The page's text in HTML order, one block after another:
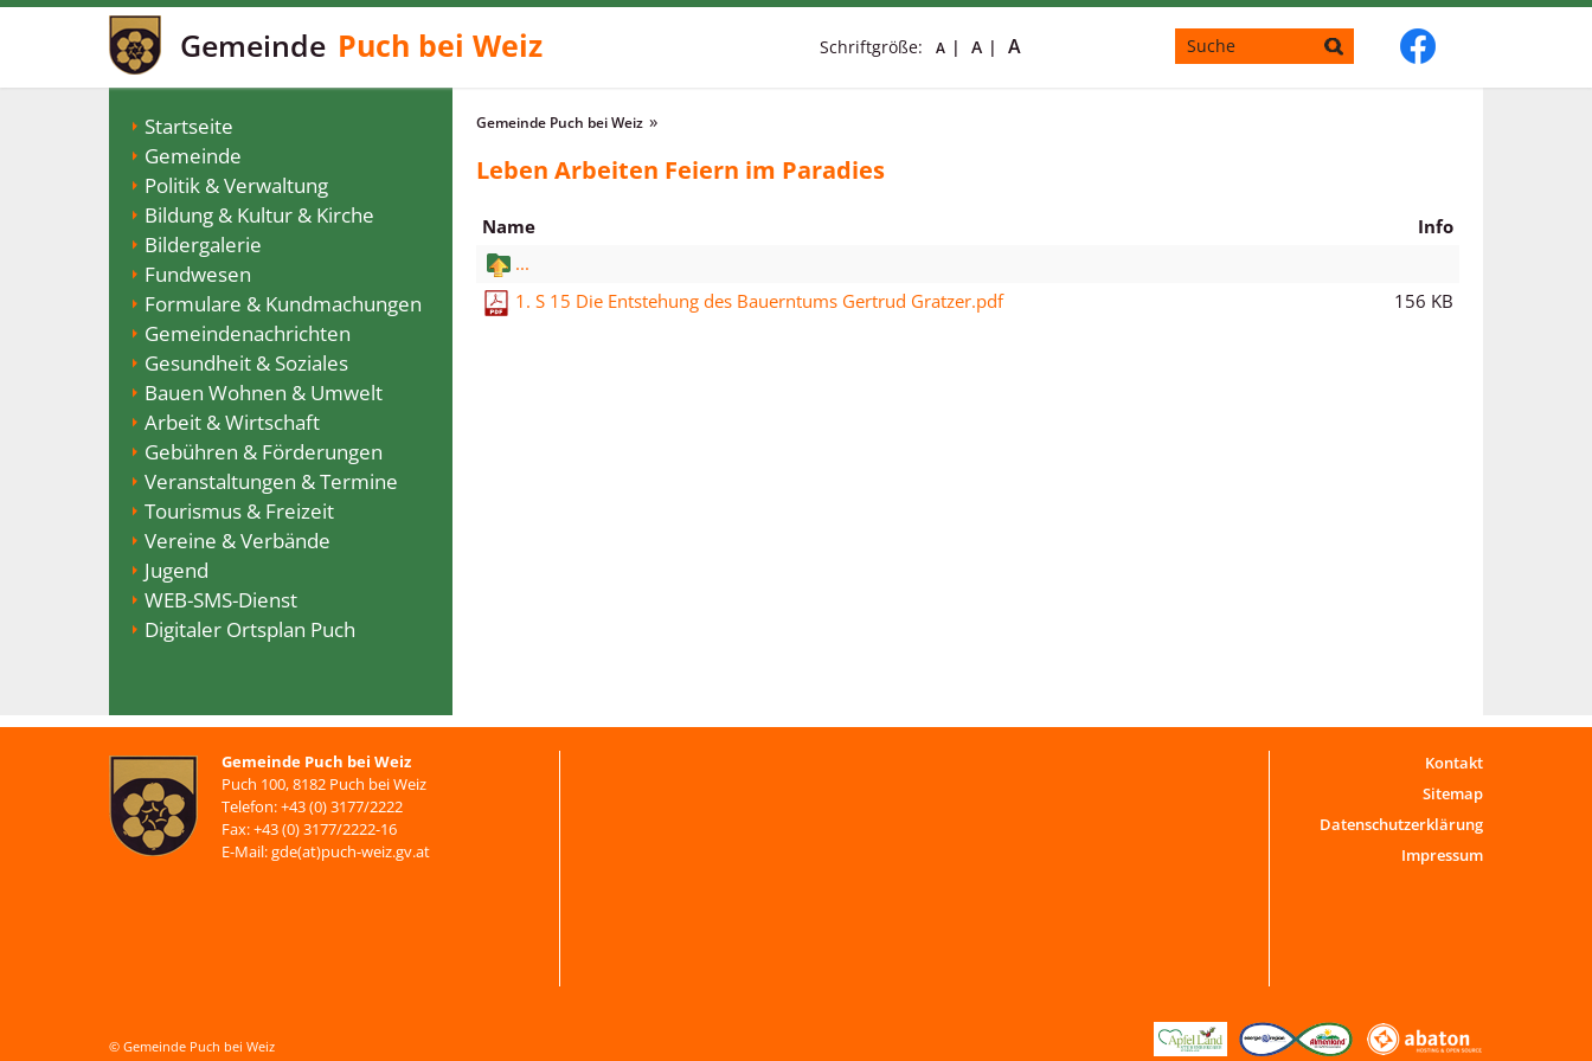
Gemeinde Puch bei Weiz Schriftgröße: A A A
Startseite
Gemeinde
Politik & Verwaltung
Bildung & Kultur & Kirche
Bildergalerie
Fundwesen
Formulare & Kundmachungen
Gemeindenachrichten
Gesundheit & Soziales
Bauen Wohnen & Umwelt
Arbeit & Wirtschaft
Gebühren & Förderungen
Veranstaltungen & Termine
Tourismus & Freizeit
Vereine & Verbände
Jugend
WEB-SMS-Dienst
Digitaler Ortsplan Puch
Gemeinde Puch bei Weiz
Leben Arbeiten Feiern im Paradies
Name
Info
...
1. S 15 Die Entstehung des Bauerntums Gertrud Gratzer.pdf
156 KB
Gemeinde Puch bei Weiz
Puch 100, 8182 Puch bei Weiz
Telefon: +43 (0) 3177/2222
Fax: +43 (0) 3177/2222-16
E-Mail: gde(at)puch-weiz.gv.at
Kontakt
Sitemap
Datenschutzerklärung
Impressum
© Gemeinde Puch bei Weiz